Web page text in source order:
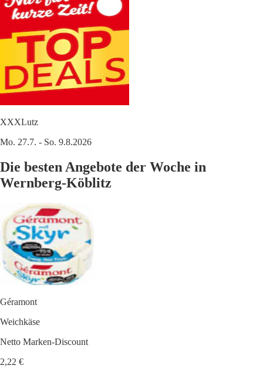
XXXLutz
Mo. 27.7. - So. 9.8.2026
Die besten Angebote der Woche in
Wernberg-Köblitz
Géramont
Weichkäse
Netto Marken-Discount
2,22 €